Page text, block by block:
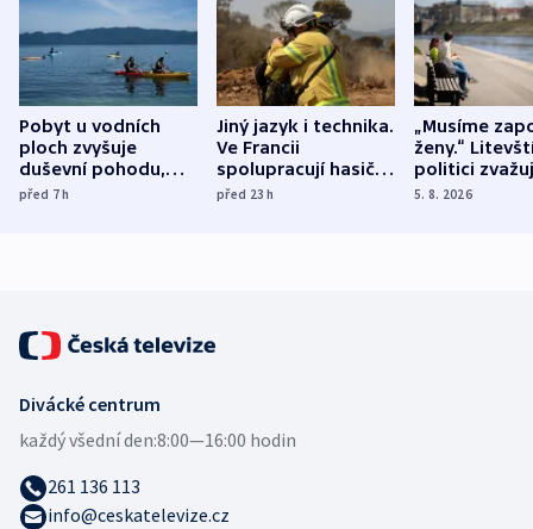
Pobyt u vodních
ploch zvyšuje
duševní pohodu,
ukázala
před 7h
Jiný jazyk i technika.
Ve Francii
spolupracují hasiči z
různých zemí
před 23h
„Musíme
ženy.“
politici
dohodu o
5. 8. 2026
Divácké centrum
každý všední den:8:00—16:00 hodin
261 136 113
info@ceskatelevize.cz